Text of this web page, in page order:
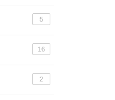
5
16
2